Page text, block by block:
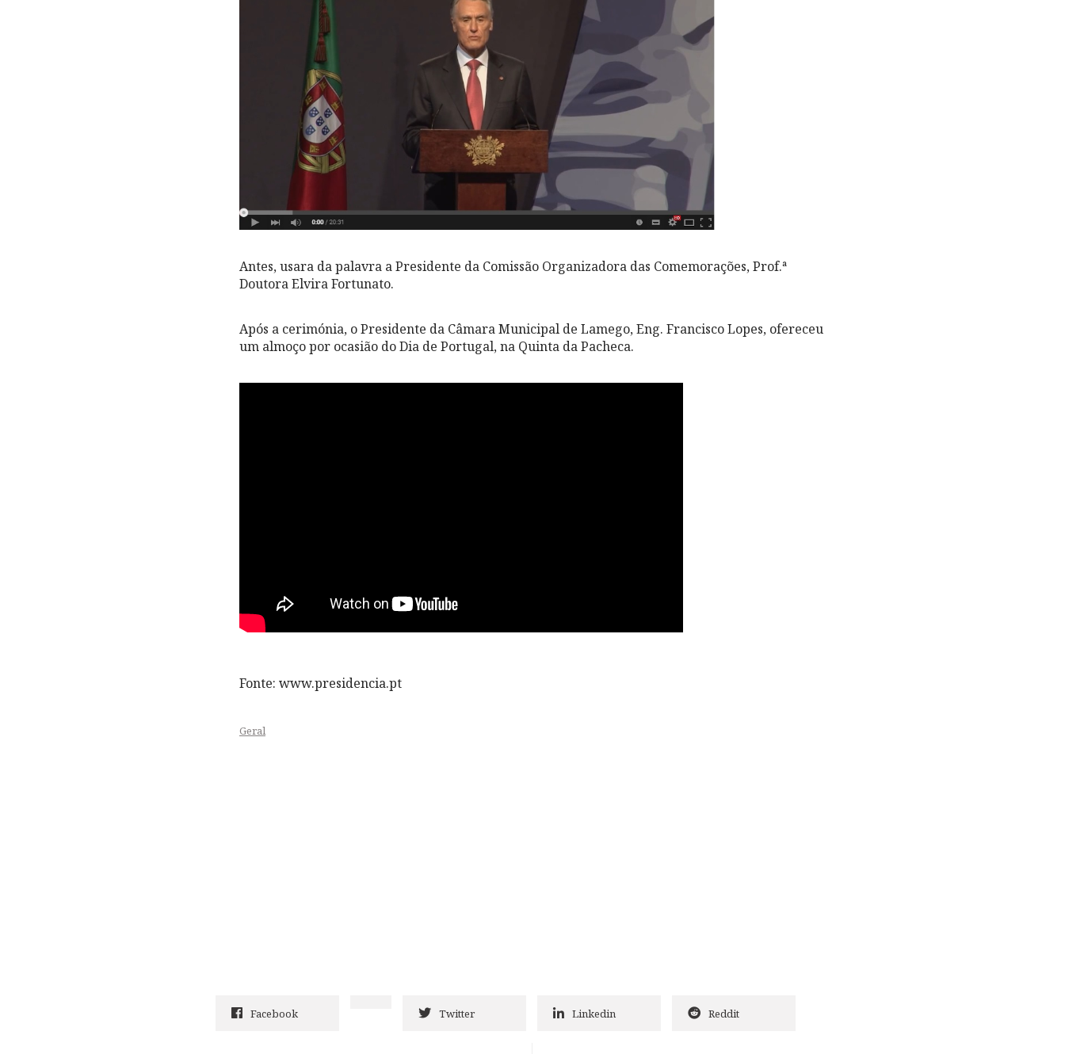
Antes, usara da palavra a Presidente da Comissão Organizadora das Comemorações, Prof.ª
Doutora Elvira Fortunato.
Após a cerimónia, o Presidente da Câmara Municipal de Lamego, Eng. Francisco Lopes, ofereceu
um almoço por ocasião do Dia de Portugal, na Quinta da Pacheca.
Fonte: www.presidencia.pt
Geral
Facebook Twitter Linkedin Reddit